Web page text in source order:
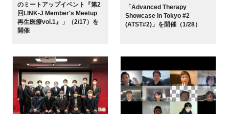
のミートアップイベント『第2
回LINK-J Member's Meetup
再生医療vol.1』」（2/17）を
開催
「Advanced Therapy
Showcase in Tokyo #2
(ATST#2)」を開催（1/28）